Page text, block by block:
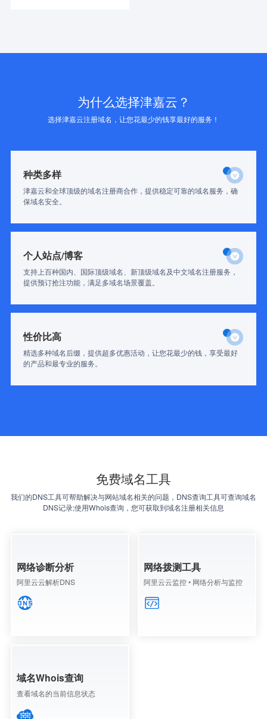
为什么选择津嘉云？
选择津嘉云注册域名，让您花最少的钱享最好的服务！
种类多样
津嘉云和全球顶级的域名注册商合作，提供稳定可靠的域名服务，确
保域名安全。
个人站点/博客
支持上百种国内、国际顶级域名、新顶级域名及中文域名注册服务，
提供预订抢注功能，满足多域名场景覆盖。
性价比高
精选多种域名后缀，提供超多优惠活动，让您花最少的钱，享受最好
的产品和最专业的服务。
免费域名工具
我们的DNS工具可帮助解决与网站域名相关的问题，DNS查询工具可查询域名
DNS记录;使用Whois查询，您可获取到域名注册相关信息
网络诊断分析
阿里云云解析DNS
网络拨测工具
阿里云云监控 • 网络分析与监控
域名Whois查询
查看域名的当前信息状态